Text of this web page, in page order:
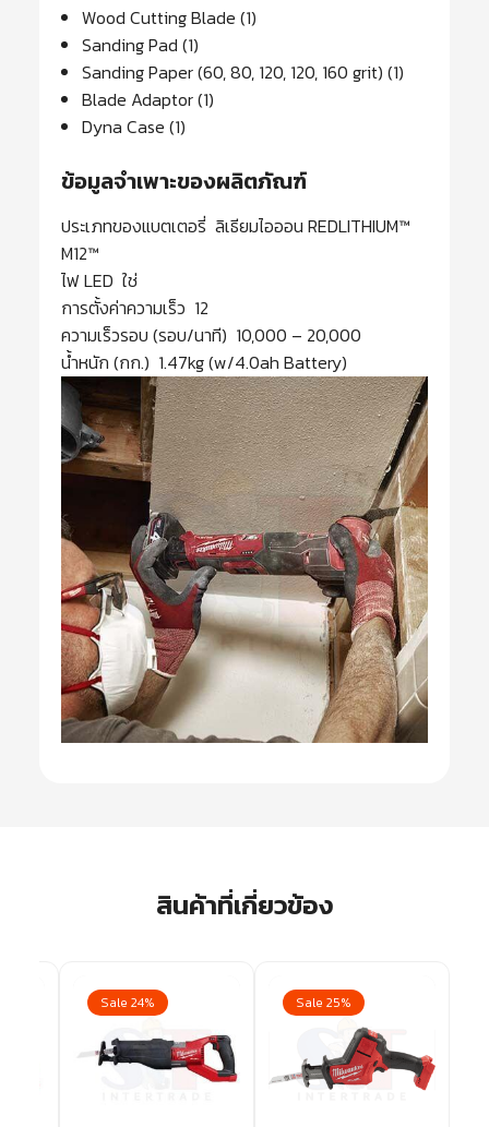
Wood Cutting Blade (1)
Sanding Pad (1)
Sanding Paper (60, 80, 120, 120, 160 grit) (1)
Blade Adaptor (1)
Dyna Case (1)
ข้อมูลจำเพาะของผลิตภัณฑ์
ประเภทของแบตเตอรี่​ ลิเธียมไอออน REDLITHIUM™
M12™
ไฟ LED ใช่
การตั้งค่าความเร็ว 12
ความเร็วรอบ (รอบ/นาที) 10,000 – 20,000
น้ำหนัก (กก.) 1.47kg (w/4.0ah Battery)
สินค้าที่เกี่ยวข้อง
Sale 24% Sale 25%